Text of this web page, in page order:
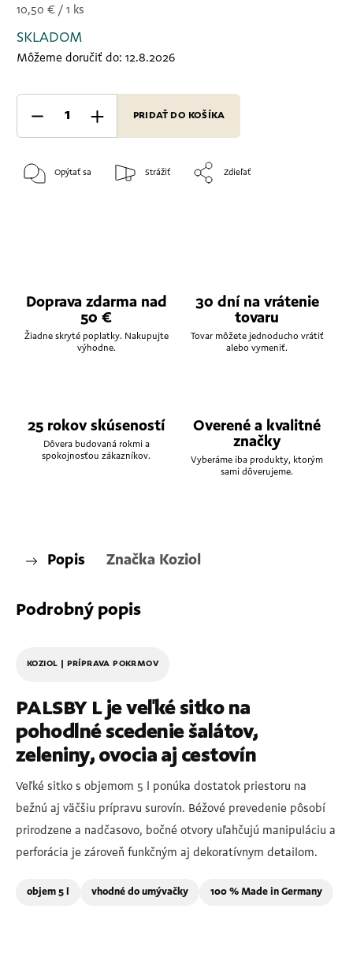
10,50 € / 1 ks
SKLADOM
Môžeme doručiť do: 12.8.2026
PRIDAŤ DO KOŠÍKA
Opýtať sa Strážiť Zdieľať
Doprava zdarma nad
50 €
Žiadne skryté poplatky. Nakupujte
výhodne.
30 dní na vrátenie
tovaru
Tovar môžete jednoducho vrátiť
alebo vymeniť.
25 rokov skúseností
Dôvera budovaná rokmi a
spokojnosťou zákazníkov.
Overené a kvalitné
značky
Vyberáme iba produkty, ktorým
sami dôverujeme.
Popis Značka Koziol
Podrobný popis
KOZIOL | PRÍPRAVA POKRMOV
PALSBY L je veľké sitko na
pohodlné scedenie šalátov,
zeleniny, ovocia aj cestovín
Veľké sitko s objemom 5 l ponúka dostatok priestoru na
bežnú aj väčšiu prípravu surovín. Béžové prevedenie pôsobí
prirodzene a nadčasovo, bočné otvory uľahčujú manipuláciu a
perforácia je zároveň funkčným aj dekoratívnym detailom.
objem 5 l vhodné do umývačky 100 % Made in Germany